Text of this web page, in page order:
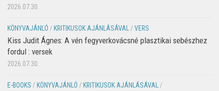
2026.07.30.
KÖNYVAJÁNLÓ / KRITIKUSOK AJÁNLÁSÁVAL /VERS
Kiss Judit Ágnes: A vén fegyverkovácsné plasztikai sebészhez
fordul : versek
2026.07.30.
E-BOOKS / KÖNYVAJÁNLÓ / KRITIKUSOK AJÁNLÁSÁVAL
/